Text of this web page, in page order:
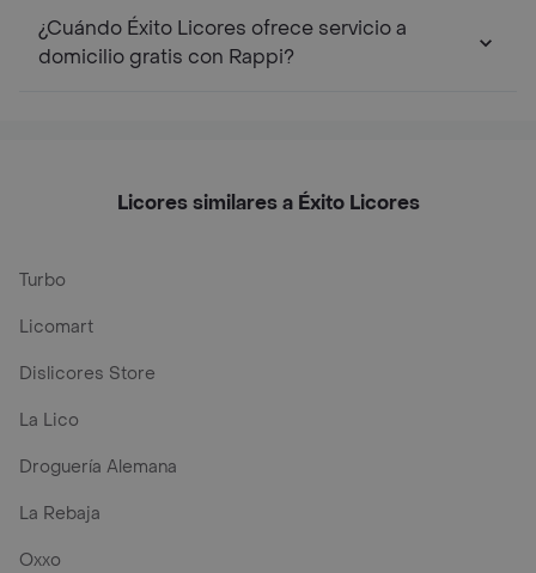
¿Cuándo Éxito Licores ofrece servicio a
domicilio gratis con Rappi?
Licores similares a Éxito Licores
Turbo
Licomart
Dislicores Store
La Lico
Droguería Alemana
La Rebaja
Oxxo